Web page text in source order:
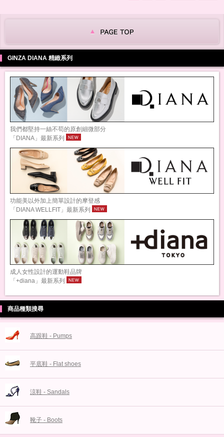
GINZA DIANA 精緻系列
我們都堅持一絲不苟的原創細微部分
「DIANA」最新系列
功能美以外加上簡單設計的摩登感
「DIANA WELLFIT」最新系列
成人女性設計的運動鞋品牌
「+diana」最新系列
商品種類搜尋
高跟鞋 - Pumps
平底鞋 - Flat shoes
涼鞋 - Sandals
靴子 - Boots